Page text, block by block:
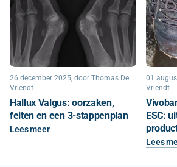
26 december 2025, door Thomas De
Vriendt
Hallux Valgus: oorzaken,
feiten en een 3-stappenplan
Lees meer
01
Vriendt
ESC:
Lees